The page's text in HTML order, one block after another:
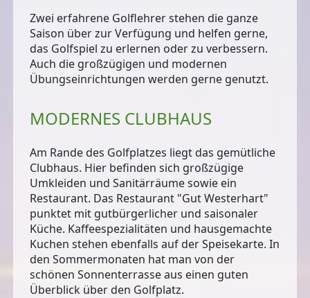
Zwei erfahrene Golflehrerstehen die ganze
Saison über zur Verfügung und helfen gerne,
das Golfspiel zu erlernen oder zu verbessern.
Auch die großzügigen und modernen
Übungseinrichtungen werden gerne genutzt.
MODERNES CLUBHAUS
Am Rande des Golfplatzes liegt das gemütliche
Clubhaus. Hier befinden sich großzügige
Umkleiden und Sanitärräume sowie ein
Restaurant. Das Restaurant "Gut Westerhart"
punktet mit gutbürgerlicher und saisonaler
Küche. Kaffeespezialitäten und hausgemachte
Kuchen stehen ebenfalls auf der Speisekarte. In
den Sommermonaten hat man von der
schönenSonnenterrasseaus einen guten
Überblick über den Golfplatz.